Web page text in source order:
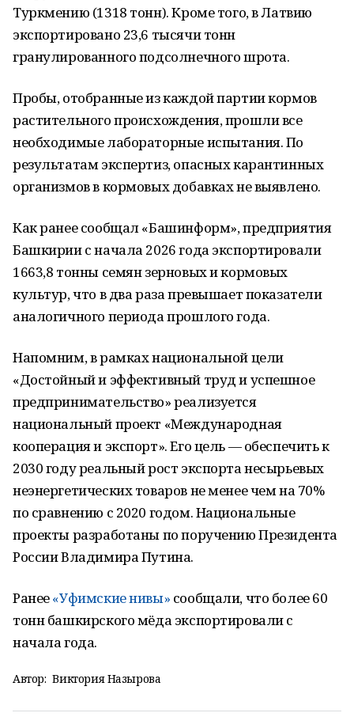
Туркмению (1318 тонн). Кроме того, в Латвию
экспортировано 23,6 тысячи тонн
гранулированного подсолнечного шрота.
Пробы, отобранные из каждой партии кормов
растительного происхождения, прошли все
необходимые лабораторные испытания. По
результатам экспертиз, опасных карантинных
организмов в кормовых добавках не выявлено.
Как ранее сообщал «Башинформ», предприятия
Башкирии с начала 2026 года экспортировали
1663,8 тонны семян зерновых и кормовых
культур, что в два раза превышает показатели
аналогичного периода прошлого года.
Напомним, в рамках национальной цели
«Достойный и эффективный труд и успешное
предпринимательство» реализуется
национальный проект «Международная
кооперация и экспорт». Его цель — обеспечить к
2030 году реальный рост экспорта несырьевых
неэнергетических товаров не менее чем на 70%
по сравнению с 2020 годом. Национальные
проекты разработаны по поручению Президента
России Владимира Путина.
Ранее«Уфимские нивы» сообщали, что более 60
тонн башкирского мёда экспортировали с
начала года.
Автор: Виктория Назырова